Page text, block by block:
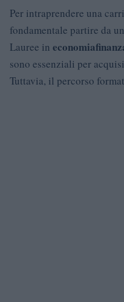
Per intraprendere una
fondamentale partire da
Lauree in economia
sono essenziali per
Tuttavia, il percorso